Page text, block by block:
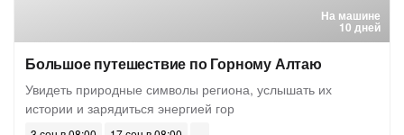
На машине
10 дней
Большое путешествие по Горному Алтаю
Увидеть природные символы региона, услышать их
истории и зарядиться энергией гор